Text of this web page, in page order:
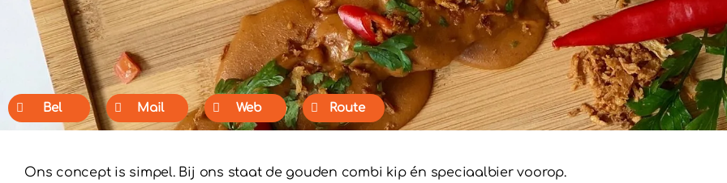
Bel Mail Web Route
Ons concept is simpel. Bij ons staat de gouden combi kip én speciaalbier voorop.